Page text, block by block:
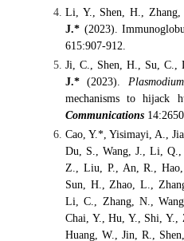
Li, Y., Shen, H.,
J.* (2023).
615:907-912.
Ji, C., Shen, H., Su, C.,
J.* (2023).
mechanisms to hijack
Communications
Cao, Y.*, Yisimayi, A.,
Du, S., Wang, J., Li, Q.,
Z., Liu, P., An, R.,
Sun, H., Zhao, L.,
Li, C., Zhang, N.,
Chai, Y., Hu, Y., Shi,
Huang, W., Jin, R.,